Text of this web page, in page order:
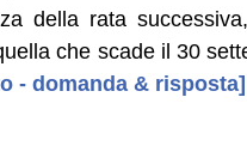
della rata
che scade il 30
- domanda & risposta]